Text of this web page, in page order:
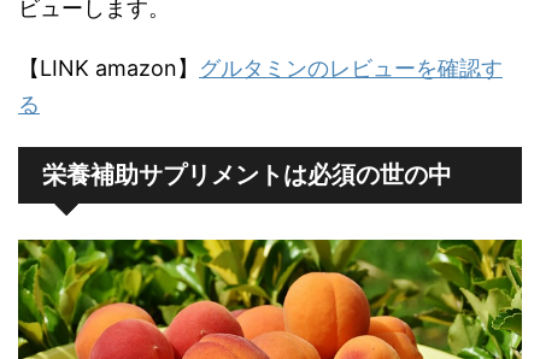
ビューします。
【LINK amazon】 グルタミンのレビューを確認す
る
栄養補助サプリメントは必須の世の中